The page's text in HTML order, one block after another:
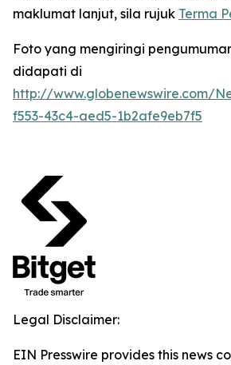
maklumat lanjut, sila rujuk Terma
Foto yang mengiringi
didapati di
http://www.globenewswire.com/
f553-43c4-aed5-1b2afe9eb7f5
Legal Disclaimer:
EIN Presswire provides this news